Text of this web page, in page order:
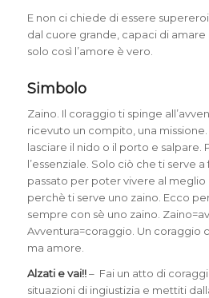
E non ci chiede di essere
dal cuore grande, capaci di
solo così l’amore è vero.
Simbolo
Zaino. Il coraggio ti spinge
ricevuto un compito, una
lasciare il nido o il porto e salpare.
l’essenziale. Solo ciò che ti serve
passato per poter vivere al meglio
perchè ti serve uno zaino. Ecco
sempre con sè uno zaino.
Avventura=coraggio. Un coraggio
ma amore.
Alzati e vai!!– Fai un atto di
situazioni di ingiustizia e mettiti